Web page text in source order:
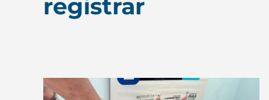
registrar